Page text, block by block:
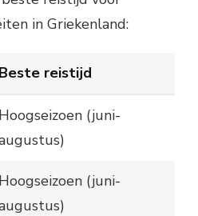
in Griekenland:
Beste reistijd
Hoogseizoen (juni-
Hoogseizoen (juni-